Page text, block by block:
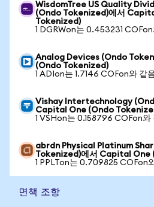
WisdomTree US Quality
(Ondo Tokenized)에서
Tokenized)
1 DGRWon는 0.453231 COFon
Analog Devices (Ondo
(Ondo Tokenized)
1 ADIon는 1.7146 COFon와 같
Vishay Intertechnology
Capital One (Ondo
1 VSHon는 0.158796 COFon와
abrdn Physical Platinum
Tokenized)에서 Capital One
1 PPLTon는 0.709825 COFon
면책 조항